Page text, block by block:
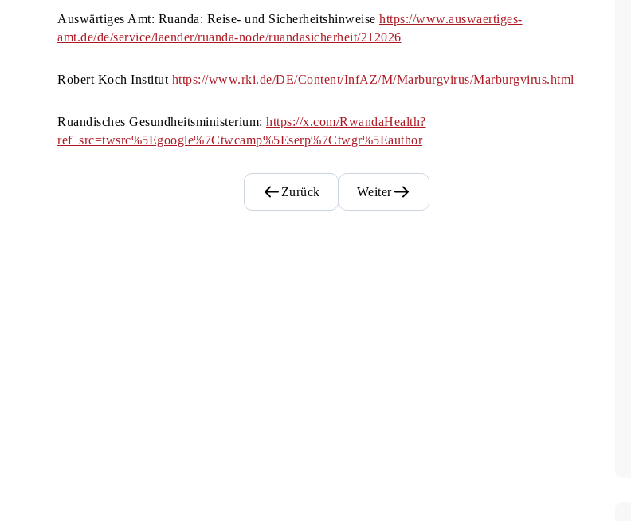
Auswärtiges Amt: Ruanda: Reise- und Sicherheitshinweise https://www.auswaertiges-
amt.de/de/service/laender/ruanda-node/ruandasicherheit/212026
Robert Koch Institut https://www.rki.de/DE/Content/InfAZ/M/Marburgvirus/Marburgvirus.html
Ruandisches Gesundheitsministerium: https://x.com/RwandaHealth?
ref_src=twsrc%5Egoogle%7Ctwcamp%5Eserp%7Ctwgr%5Eauthor
Zurück Weiter